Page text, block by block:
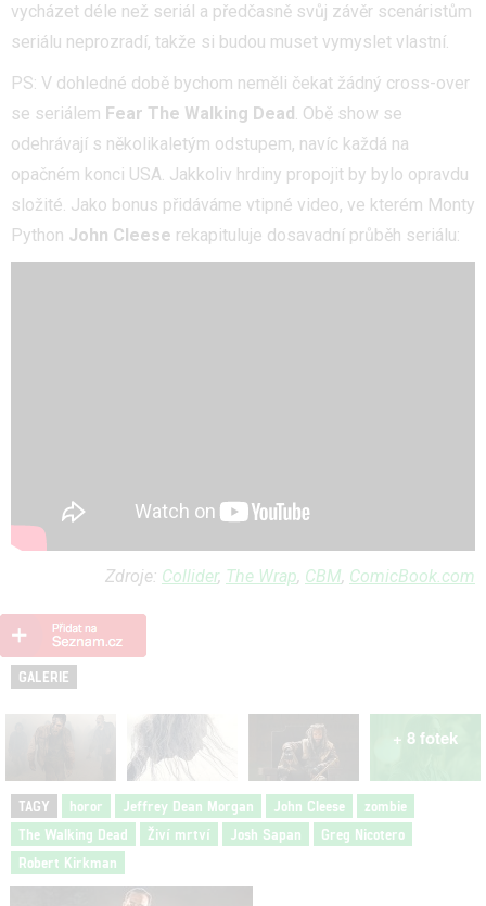
vycházet déle než seriál a předčasně svůj závěr scenáristům
seriálu neprozradí, takže si budou muset vymyslet vlastní.
PS: V dohledné době bychom neměli čekat žádný cross-over
se seriálem Fear The Walking Dead . Obě show se
odehrávají s několikaletým odstupem, navíc každá na
opačném konci USA. Jakkoliv hrdiny propojit by bylo opravdu
složité. Jako bonus přidáváme vtipné video, ve kterém Monty
Python John Cleese rekapituluje dosavadní průběh seriálu:
Zdroje: Collider, The Wrap, CBM, ComicBook.com
GALERIE
+ 8 fotek
TAGY horor Jeffrey Dean Morgan John Cleese
zombie
The Walking Dead
Živí mrtví Josh Sapan
Greg Nicotero
Robert Kirkman